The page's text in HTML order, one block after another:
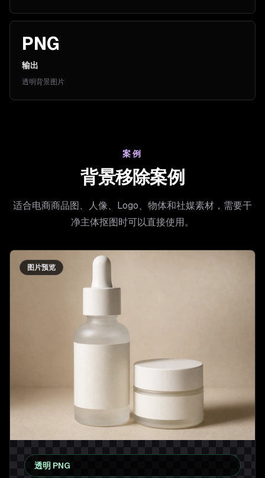
PNG
输出
透明背景图片
案例
背景移除案例
适合电商商品图、人像、Logo、物体和社媒素材，需要干
净主体抠图时可以直接使用。
图片预览
透明 PNG